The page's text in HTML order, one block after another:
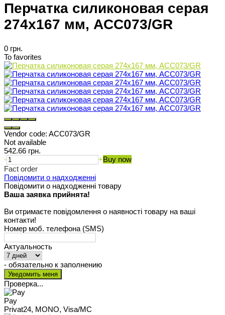
Перчатка силиконовая серая
274х167 мм, ACC073/GR
0 грн.
To favorites
Vendor code: ACC073/GR
Not available
542.66 грн.
-
+Buy now
Fact order
Повідомити о надходженні
Повідомити о надходженні товару
Ваша заявка прийнята!
Ви отримаєте повідомлення о наявності товару на ваші
контакти!
Номер моб. телефона (SMS)
Актуальность
- обязательно к заполнению
Проверка...
Pay
Privat24, MONO, Visa/MC